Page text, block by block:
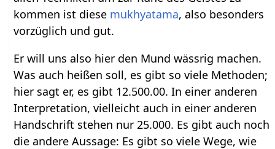
kommen ist diese mukhyatama, also besonders
vorzüglich und gut.
Er will uns also hier den Mund wässrig machen.
Was auch heißen soll, es gibt so viele Methoden;
hier sagt er, es gibt 12.500.00. In einer anderen
Interpretation, vielleicht auch in einer anderen
Handschrift stehen nur 25.000. Es gibt auch noch
die andere Aussage: Es gibt so viele Wege, wie